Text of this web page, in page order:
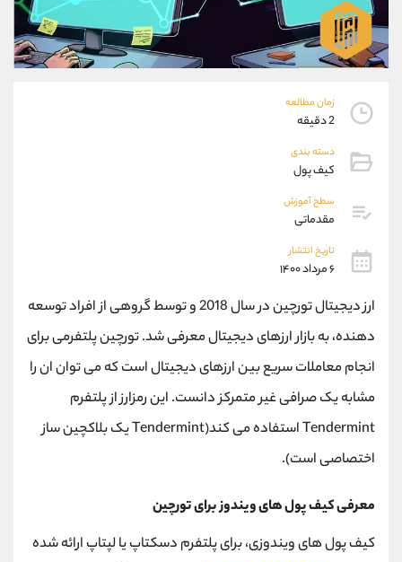
زمان مطالعه
2 دقیقه
دسته بندی
کیف پول
سطح آموزش
مقدماتی
تاریخ انتشار
۶ مرداد ۱۴۰۰
ارز دیجیتال تورچین در سال 2018 و توسط گروهی از افراد توسعه
دهنده، به بازار ارزهای دیجیتال معرفی شد. تورچین پلتفرمی برای
انجام معاملات سریع بین ارزهای دیجیتال است که می توان ان را
مشابه یک صرافی غیر متمرکز دانست. این رمزارز از پلتفرم
Tendermint استفاده می کند(Tendermint یک بلاکچین ساز
اختصاصی است).
معرفی کیف پول های ویندوز برای تورچین
کیف پول های ویندوزی، برای پلتفرم دسکتاپ یا لپتاپ ارائه شده
09194198792
واتساپ شروع گفتگو
تلگرام @Armteam_admin_33
داخلی 118
پشتیبان فروش
واتساپ
داخلی
اطلاعات تماس (دفتر فروش)
021-22021030
تلفن 021-22021040
بدون پیش شماره 90001030
اینستاگرام @alireza.mehrabii
@alirezamehrabi_com
کانال بله @alirezamehrabi_official